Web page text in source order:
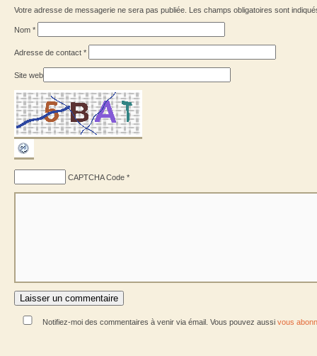
Votre adresse de messagerie ne sera pas publiée. Les champs obligatoires sont
Nom *
Adresse de contact *
Site web
CAPTCHA Code *
Notifiez-moi des commentaires à venir via émail. Vous pouvez aussi vous